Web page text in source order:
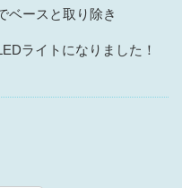
ベースと取り除き
ライトになりました！